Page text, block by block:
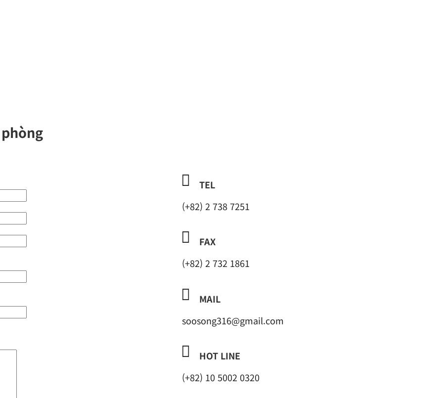

TEL
(+82) 2 738 7251

FAX
(+82) 2 732 1861

MAIL
soosong316@gmail.com

HOT LINE
(+82) 10 5002 0320